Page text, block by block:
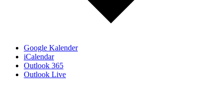
Google Kalender
iCalendar
Outlook 365
Outlook Live